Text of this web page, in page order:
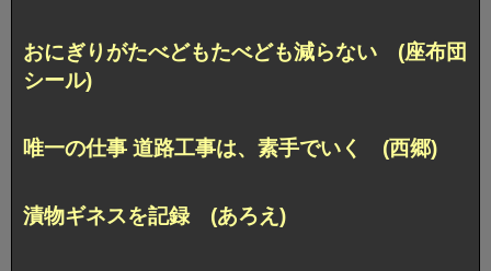
おにぎりがたべどもたべども減らない (座布団
シール)
唯一の仕事 道路工事は、素手でいく (西郷)
漬物ギネスを記録 (あろえ)